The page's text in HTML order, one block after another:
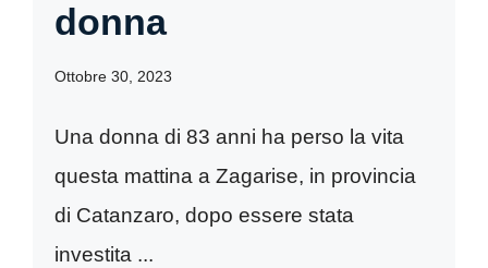
donna
Ottobre 30, 2023
Una donna di 83 anni ha perso la vita
questa mattina a Zagarise, in provincia
di Catanzaro, dopo essere stata
investita ...